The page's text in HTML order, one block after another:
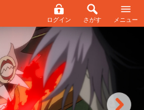
ログイン さがす メニュー